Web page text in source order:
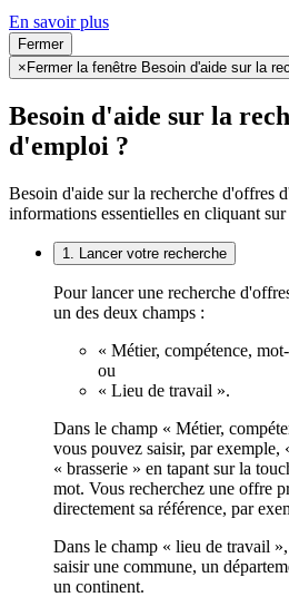
En savoir plus
Fermer
× Fermer la fenêtre Besoin d'aide sur la
Besoin d'aide sur la
d'emploi ?
Besoin d'aide sur la recherche d'offres
informations essentielles en cliquant
1. Lancer votre recherche
Pour lancer une recherche
un des deux champs :
« Métier, compétence,
ou
« Lieu de travail ».
Dans le champ « Métier,
vous pouvez saisir, par exemple,
« brasserie » en tapant sur la
mot. Vous recherchez une offre
directement sa référence, par
Dans le champ « lieu de travail
saisir une commune, un
un continent.